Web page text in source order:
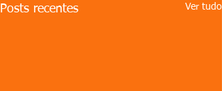
Posts recentes Ver tudo